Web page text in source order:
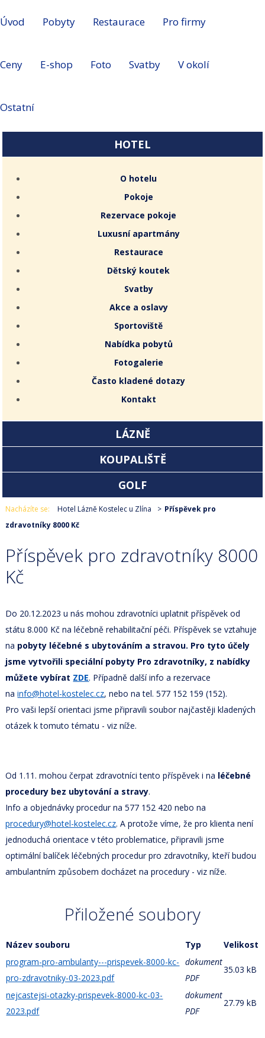
Úvod Pobyty Restaurace Pro firmy
Ceny E-shop Foto Svatby V okolí
Ostatní
HOTEL
O hotelu
Pokoje
Rezervace pokoje
Luxusní apartmány
Restaurace
Dětský koutek
Svatby
Akce a oslavy
Sportoviště
Nabídka pobytů
Fotogalerie
Často kladené dotazy
Kontakt
LÁZNĚ
KOUPALIŠTĚ
GOLF
Nacházíte se: Hotel Lázně Kostelec u Zlína
Příspěvek pro
zdravotníky 8000 Kč
Příspěvek pro zdravotníky 8000
Kč
Do 20.12.2023 u nás mohou zdravotníci uplatnit příspěvek od
státu 8.000 Kč na léčebně rehabilitační péči. Příspěvek se vztahuje
na pobyty léčebné s ubytováním a stravou. Pro tyto účely
jsme vytvořili speciální pobyty Pro zdravotníky, z nabídky
můžete vybírat ZDE. Případně další info a rezervace
nainfo@hotel-kostelec.cz, nebo na tel. 577 152 159 (152).
Pro vaši lepší orientaci jsme připravili soubor najčastěji kladených
otázek k tomuto tématu - viz níže.
Od 1.11. mohou čerpat zdravotníci tento příspěvek i na léčebné
procedury bez ubytování a stravy.
Info a objednávky procedur na 577 152 420 nebo na
procedury@hotel-kostelec.cz. A protože víme, že pro klienta není
jednoduchá orientace v této problematice, připravili jsme
optimální balíček léčebných procedur pro zdravotníky, kteří budou
ambulantním způsobem docházet na procedury - viz níže.
Přiložené soubory
Název souboru Typ
Velikost
program-pro-ambulanty---prispevek-8000-kc-
pro-zdravotniky-03-2023.pdf
dokument
PDF
35.03 kB
nejcastejsi-otazky-prispevek-8000-kc-03-
2023.pdf
dokument
PDF
27.79 kB